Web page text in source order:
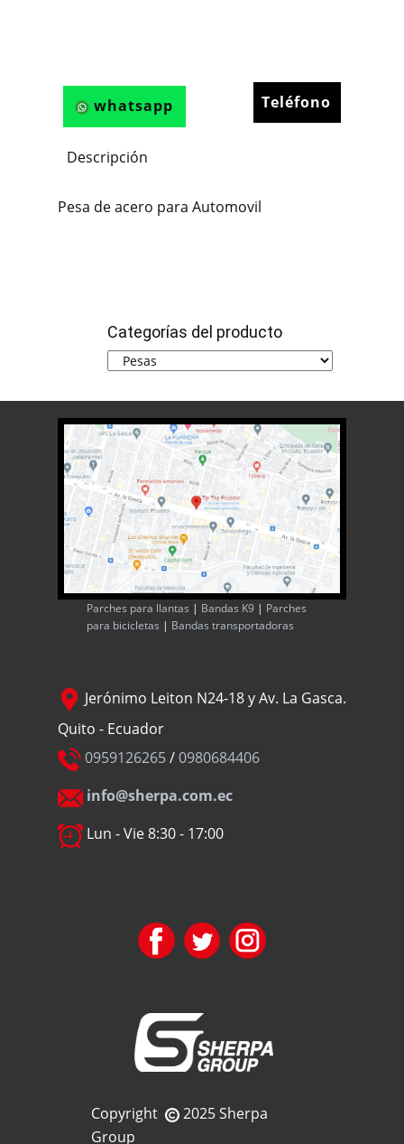
whatsapp Teléfono
Descripción
Pesa de acero para Automovil
Categorías del producto
Parches para llantas | Bandas K9 | Parches
para bicicletas | Bandas transportadoras
Jerónimo Leiton N24-18 y Av. La Gasca.
Quito - Ecuador
0959126265/0980684406
info@sherpa.com.ec
Lun - Vie 8:30 - 17:00
Copyright
2025 Sherpa
Group